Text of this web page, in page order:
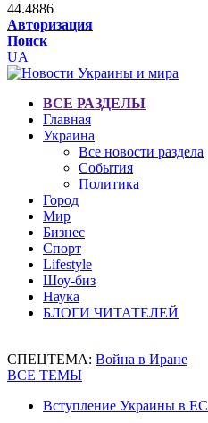
44.4886
Авторизация
Поиск
UA
ВСЕ РАЗДЕЛЫ
Главная
Украина
Все новости раздела
События
Политика
Город
Мир
Бизнес
Спорт
Lifestyle
Шоу-биз
Наука
БЛОГИ ЧИТАТЕЛЕЙ
СПЕЦТЕМА: Война в Иране
ВСЕ ТЕМЫ
Вступление Украины в ЕС